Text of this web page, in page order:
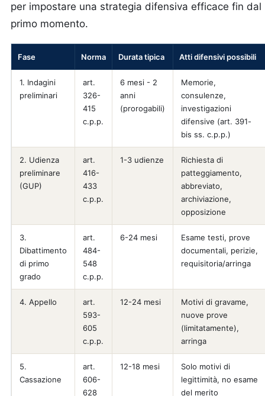
per impostare una strategia difensiva efficace fin dal
primo momento.
Fase Norma Durata tipica Atti difensivi possibili
1. Indagini
preliminari
art.
326-
415
c.p.p.
6 mesi - 2
anni
(prorogabili)
Memorie,
consulenze,
investigazioni
difensive (art. 391-
bis ss. c.p.p.)
2. Udienza
preliminare
(GUP)
art.
416-
433
c.p.p.
1-3 udienze
Richiesta di
patteggiamento,
abbreviato,
archiviazione,
opposizione
3.
Dibattimento
di primo
grado
art.
484-
548
c.p.p.
6-24 mesi
Esame testi, prove
documentali, perizie,
requisitoria/arringa
4. Appello
art.
593-
605
c.p.p.
12-24 mesi
Motivi di gravame,
nuove prove
(limitatamente),
arringa
5.
Cassazione
art.
606-
628
12-18 mesi
Solo motivi di
legittimità, no esame
del merito